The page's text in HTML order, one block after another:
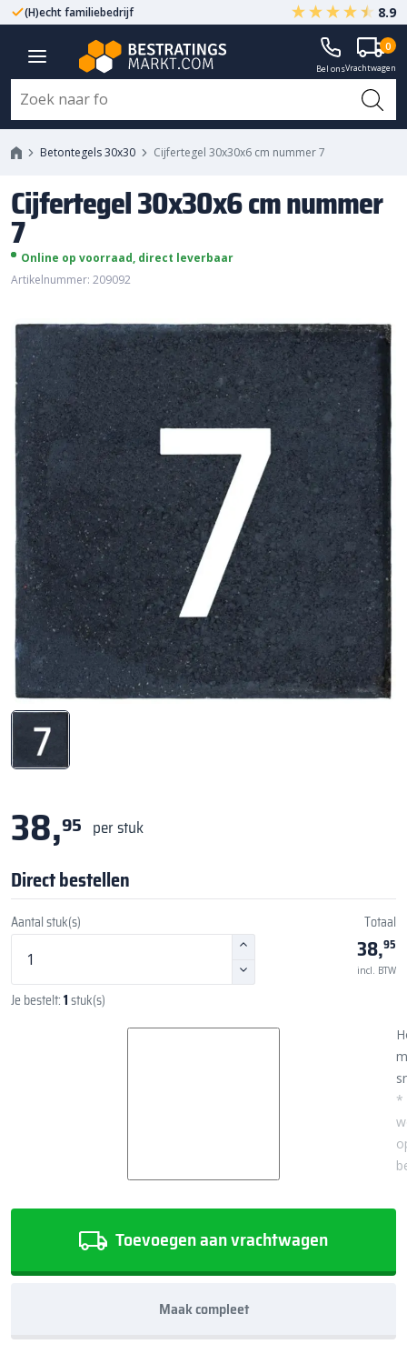
(H)echt familiebedrijf Gegarandeerd A-kwaliteit
8.9
Bel onsVrachtwagen
0
Betontegels 30x30 Cijfertegel 30x30x6 cm nummer 7
Cijfertegel 30x30x6 cm nummer
7
Online op voorraad, direct leverbaar
Artikelnummer: 209092
38,95 per stuk
Direct bestellen
Aantal stuk(s)
Je bestelt:1stuk(s)
Totaal
38,95
incl. BTW
*
Toevoegen aan vrachtwagen
Maak compleet
Cijfertegel 30x30x6 cm nummer 7